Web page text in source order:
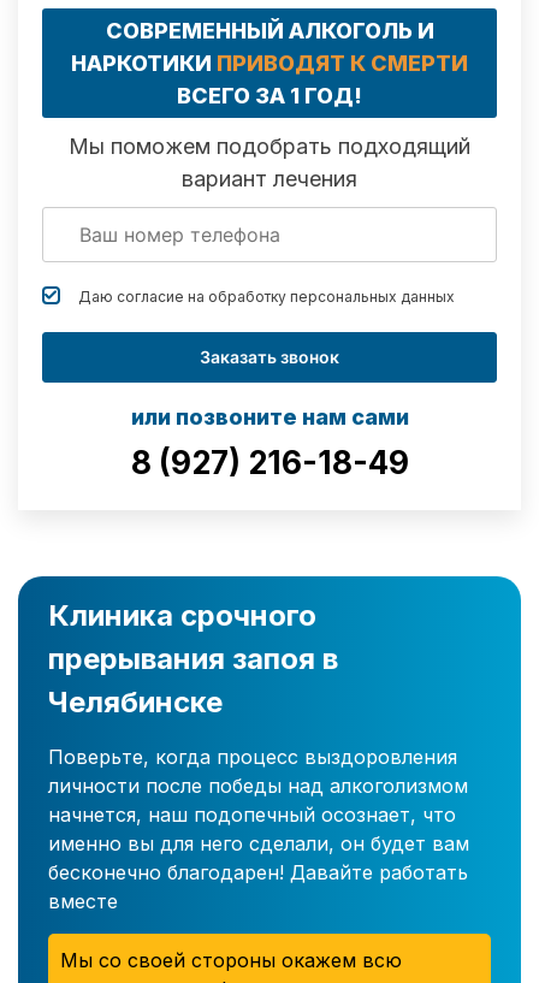
СОВРЕМЕННЫЙ АЛКОГОЛЬ И
НАРКОТИКИ ПРИВОДЯТ К СМЕРТИ
ВСЕГО ЗА 1 ГОД!
Мы поможем подобрать подходящий
вариант лечения
Даю согласие на обработку персональных данных
Заказать звонок
или позвоните нам сами
8 (927) 216-18-49
Клиника срочного
прерывания запоя в
Челябинске
Поверьте, когда процесс выздоровления
личности после победы над алкоголизмом
начнется, наш подопечный осознает, что
именно вы для него сделали, он будет вам
бесконечно благодарен! Давайте работать
вместе
Мы со своей стороны окажем всю